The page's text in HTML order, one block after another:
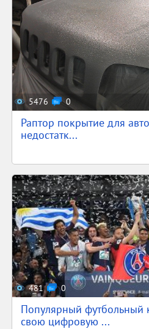
5476 0
Раптор покрытие для
недостатк...
481 0
Популярный футбольный
свою цифровую ...